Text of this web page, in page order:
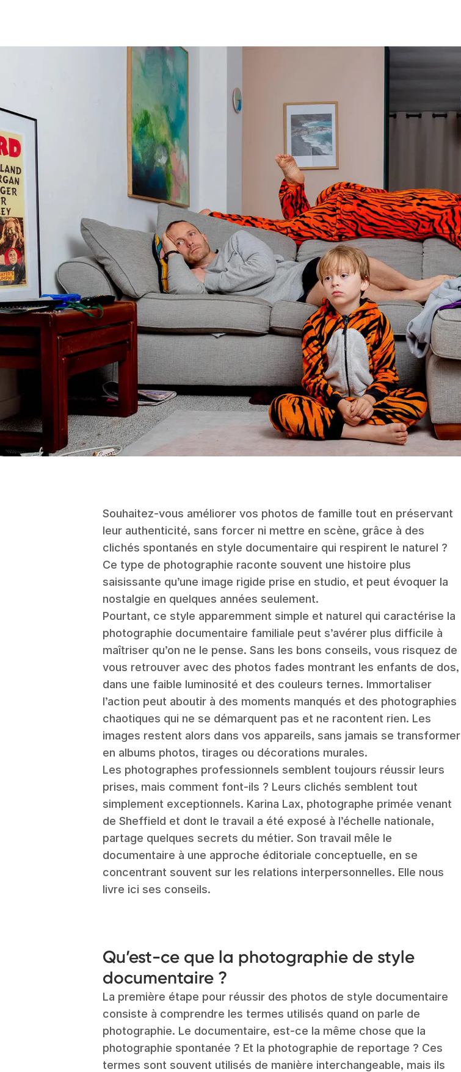
Souhaitez-vous améliorer vos photos de famille tout en préservant
leur authenticité, sans forcer ni mettre en scène, grâce à des
clichés spontanés en style documentaire qui respirent le naturel ?
Ce type de photographie raconte souvent une histoire plus
saisissante qu’une image rigide prise en studio, et peut évoquer la
nostalgie en quelques années seulement.
Pourtant, ce style apparemment simple et naturel qui caractérise la
photographie documentaire familiale peut s’avérer plus difficile à
maîtriser qu’on ne le pense. Sans les bons conseils, vous risquez de
vous retrouver avec des photos fades montrant les enfants de dos,
dans une faible luminosité et des couleurs ternes. Immortaliser
l’action peut aboutir à des moments manqués et des photographies
chaotiques qui ne se démarquent pas et ne racontent rien. Les
images restent alors dans vos appareils, sans jamais se transformer
en albums photos, tirages ou décorations murales.
Les photographes professionnels semblent toujours réussir leurs
prises, mais comment font-ils ? Leurs clichés semblent tout
simplement exceptionnels. Karina Lax, photographe primée venant
de Sheffield et dont le travail a été exposé à l’échelle nationale,
partage quelques secrets du métier. Son travail mêle le
documentaire à une approche éditoriale conceptuelle, en se
concentrant souvent sur les relations interpersonnelles. Elle nous
livre ici ses conseils.
Qu’est-ce que la photographie de style
documentaire ?
La première étape pour réussir des photos de style documentaire
consiste à comprendre les termes utilisés quand on parle de
photographie. Le documentaire, est-ce la même chose que la
photographie spontanée ? Et la photographie de reportage ? Ces
termes sont souvent utilisés de manière interchangeable, mais ils